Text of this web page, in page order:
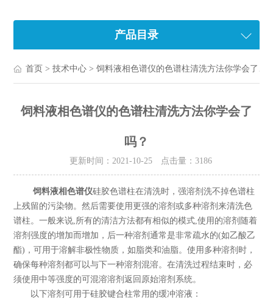
产品目录
首页 >技术中心 > 饲料液相色谱仪的色谱柱清洗方法你学会了吗？
饲料液相色谱仪的色谱柱清洗方法你学会了
吗？
更新时间：2021-10-25 点击量： 3186
饲料液相色谱仪硅胶色谱柱在清洗时，强溶剂洗不掉色谱柱
上残留的污染物。然后需要使用更强的溶剂或多种溶剂来清洗色
谱柱。一般来说,所有的清洁方法都有相似的模式,使用的溶剂随着
溶剂强度的增加而增加，后一种溶剂通常是非常疏水的(如乙酸乙
酯)，可用于溶解非极性物质，如脂类和油脂。使用多种溶剂时，
确保每种溶剂都可以与下一种溶剂混溶。在清洗过程结束时，必
须使用中等强度的可混溶溶剂返回原始溶剂系统。
以下溶剂可用于硅胶键合柱常用的缓冲溶液：